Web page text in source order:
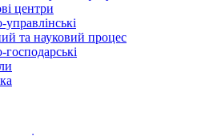
центри
та науковий процес